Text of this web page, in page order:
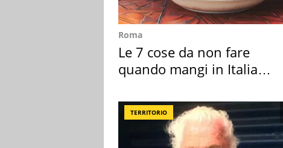
Roma
Le 7 cose da non fare
quando mangi in Italia
TERRITORIO